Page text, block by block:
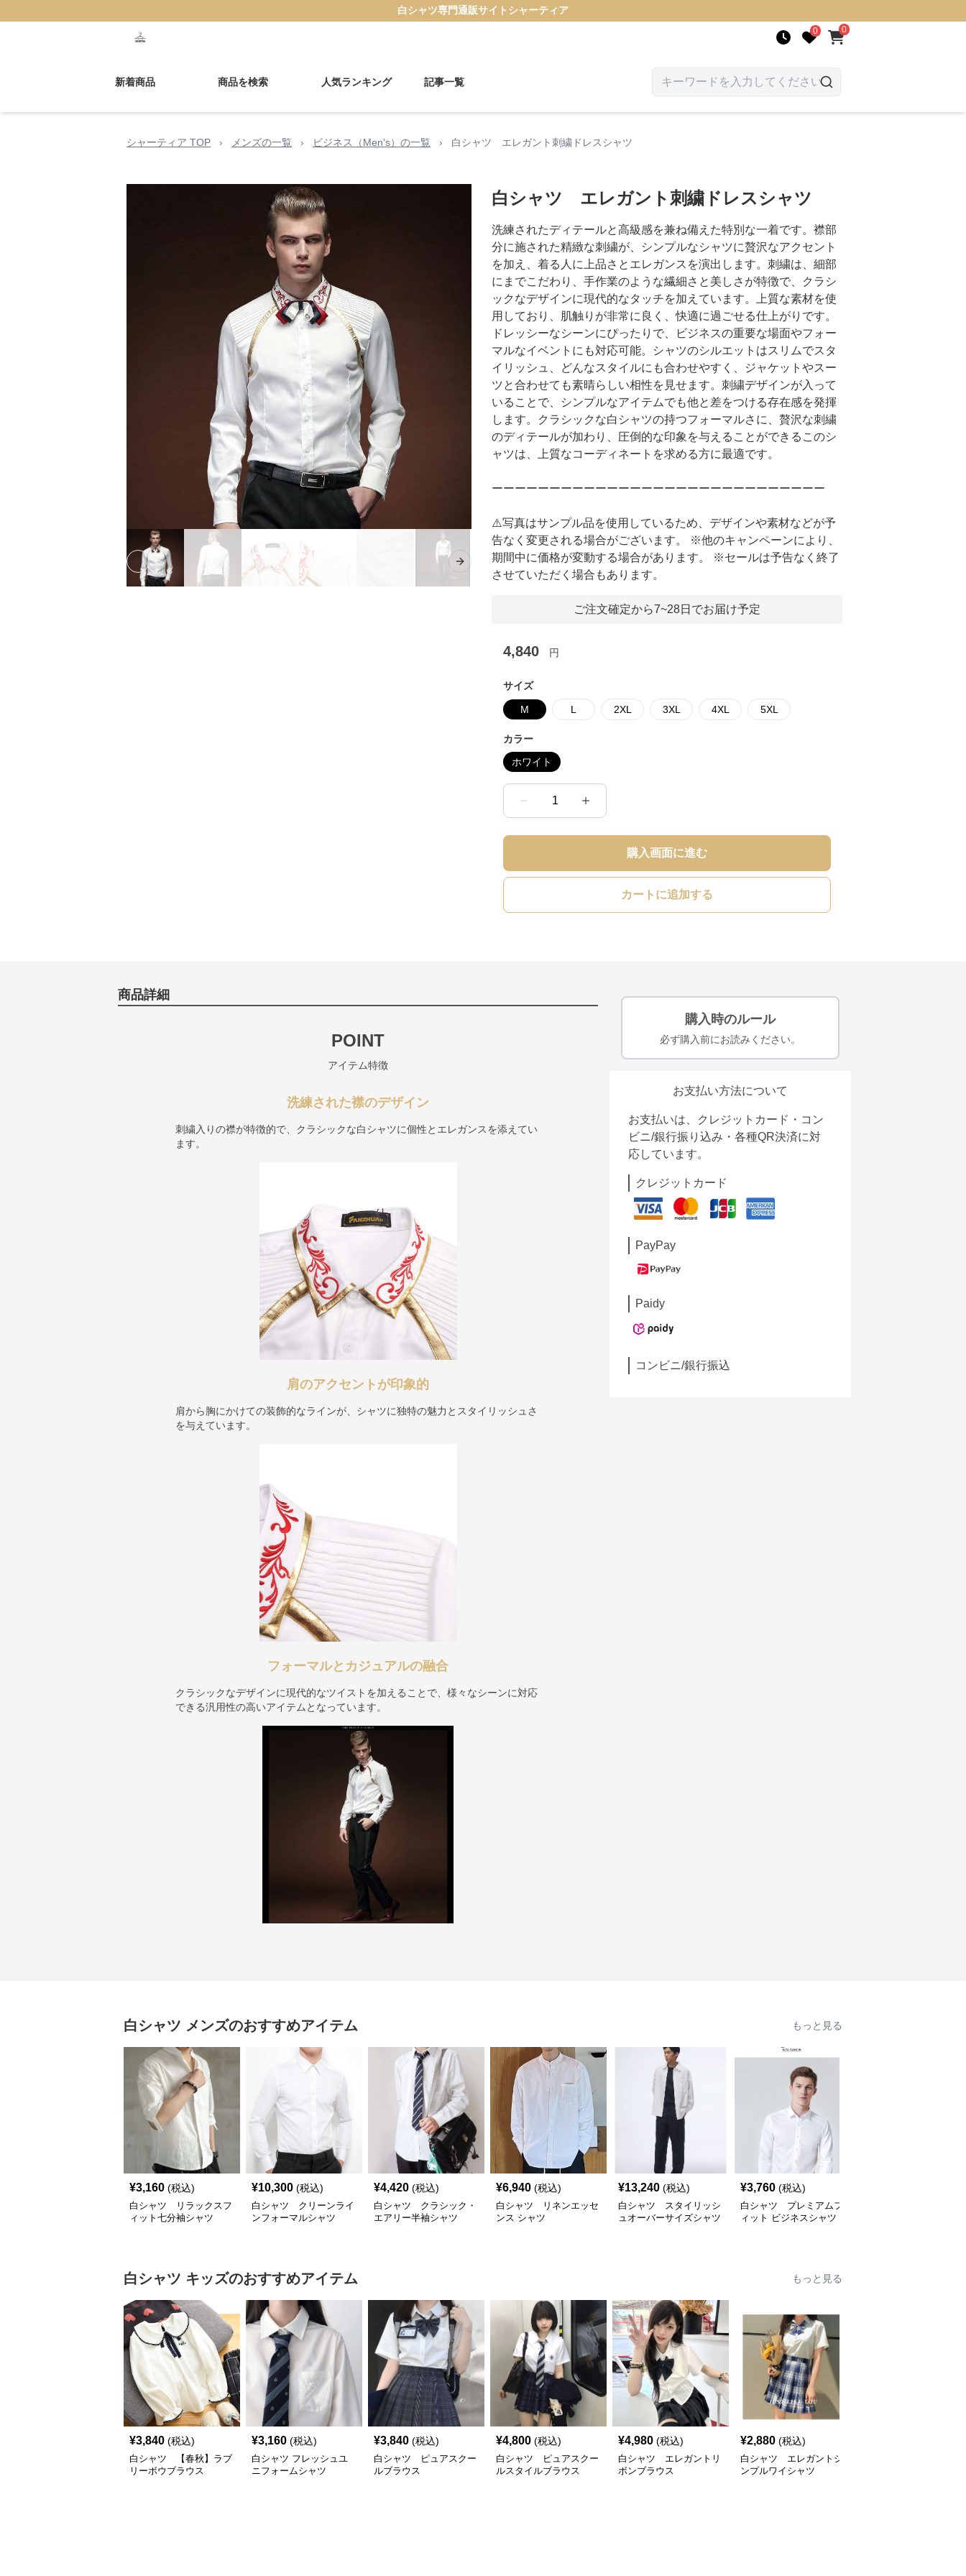
白シャツ専門通販サイト シャーティア
0 0
新着商品 商品を検索 人気ランキング 記事一覧
シャーティア TOP › メンズの一覧 › ビジネス（Men's）の一覧 › 白シャツ エレガント刺繍ドレスシャツ
Previous slide Next slide
白シャツ エレガント刺繍ドレスシャツ
洗練されたディテールと高級感を兼ね備えた特別な一着です。襟部
分に施された精緻な刺繍が、シンプルなシャツに贅沢なアクセント
を加え、着る人に上品さとエレガンスを演出します。刺繍は、細部
にまでこだわり、手作業のような繊細さと美しさが特徴で、クラシ
ックなデザインに現代的なタッチを加えています。上質な素材を使
用しており、肌触りが非常に良く、快適に過ごせる仕上がりです。
ドレッシーなシーンにぴったりで、ビジネスの重要な場面やフォー
マルなイベントにも対応可能。シャツのシルエットはスリムでスタ
イリッシュ、どんなスタイルにも合わせやすく、ジャケットやスー
ツと合わせても素晴らしい相性を見せます。刺繍デザインが入って
いることで、シンプルなアイテムでも他と差をつける存在感を発揮
します。クラシックな白シャツの持つフォーマルさに、贅沢な刺繍
のディテールが加わり、圧倒的な印象を与えることができるこのシ
ャツは、上質なコーディネートを求める方に最適です。
ーーーーーーーーーーーーーーーーーーーーーーーーーーーーー
⚠️写真はサンプル品を使用しているため、デザインや素材などが予
告なく変更される場合がございます。 ※他のキャンペーンにより、
期間中に価格が変動する場合があります。 ※セールは予告なく終了
させていただく場合もあります。
ご注文確定から7~28日でお届け予定
4,840 円
サイズ
M L 2XL 3XL 4XL 5XL
カラー
ホワイト
1
購入画面に進む
カートに追加する
商品詳細
POINT
アイテム特徴
洗練された襟のデザイン
刺繍入りの襟が特徴的で、クラシックな白シャツに個性とエレガンスを添えてい
ます。
肩のアクセントが印象的
肩から胸にかけての装飾的なラインが、シャツに独特の魅力とスタイリッシュさ
を与えています。
フォーマルとカジュアルの融合
クラシックなデザインに現代的なツイストを加えることで、様々なシーンに対応
できる汎用性の高いアイテムとなっています。
購入時のルール
必ず購入前にお読みください。
お支払い方法について
お支払いは、クレジットカード・コン
ビニ/銀行振り込み・各種QR決済に対
応しています。
クレジットカード
PayPay
Paidy
コンビニ/銀行振込
白シャツ メンズのおすすめアイテム もっと見る
¥3,160 (税込)
白シャツ リラックスフ
ィット七分袖シャツ
¥10,300 (税込)
白シャツ クリーンライ
ンフォーマルシャツ
¥4,420 (税込)
白シャツ クラシック・
エアリー半袖シャツ
¥6,940 (税込)
白シャツ リネンエッセ
ンス シャツ
¥13,240 (税込)
白シャツ スタイリッシ
ュオーバーサイズシャツ
¥3,760 (税込)
白シャツ プレミアムフ
ィット ビジネスシャツ
白シャツ キッズのおすすめアイテム もっと見る
¥3,840 (税込)
白シャツ 【春秋】ラブ
リーボウブラウス
¥3,160 (税込)
白シャツ フレッシュユ
ニフォームシャツ
¥3,840 (税込)
白シャツ ピュアスクー
ルブラウス
¥4,800 (税込)
白シャツ ピュアスクー
ルスタイルブラウス
¥4,980 (税込)
白シャツ エレガントリ
ボンブラウス
¥2,880 (税込)
白シャツ エレガントシ
ンプルワイシャツ